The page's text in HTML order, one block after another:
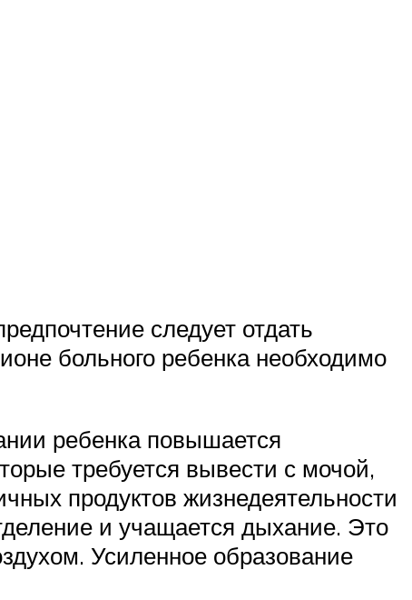
следует отдать
больного ребенка необходимо
ребенка повышается
требуется вывести с мочой,
продуктов жизнедеятельности
и учащается дыхание. Это
Усиленное образование